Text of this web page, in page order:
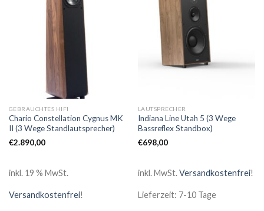
GEBRAUCHTES HIFI
Chario Constellation Cygnus MK
II (3 Wege Standlautsprecher)
€2.890,00
inkl. 19 % MwSt.
Versandkostenfrei!
LAUTSPRECHER
Indiana Line Utah 5 (3 Wege
Bassreflex Standbox)
€698,00
inkl. MwSt.Versandkostenfrei!
Lieferzeit: 7-10 Tage